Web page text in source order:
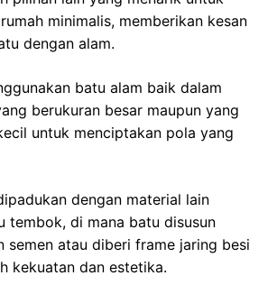
minimalis, memberikan kesan
dengan alam.
batu alam baik dalam
berukuran besar maupun yang
untuk menciptakan pola yang
dengan material lain
tembok, di mana batu disusun
semen atau diberi frame jaring besi
kekuatan dan estetika.